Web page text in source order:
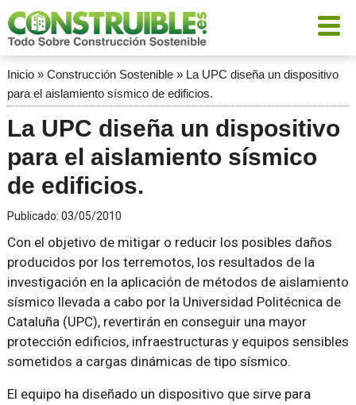
Inicio» Construcción Sostenible» La UPC diseña un dispositivo
para el aislamiento sísmico de edificios.
La UPC diseña un dispositivo
para el aislamiento sísmico
de edificios.
Publicado: 03/05/2010
Con el objetivo de mitigar o reducir los posibles daños
producidos por los terremotos, los resultados de la
investigación en la aplicación de métodos de aislamiento
sísmico llevada a cabo por la Universidad Politécnica de
Cataluña (UPC), revertirán en conseguir una mayor
protección edificios, infraestructuras y equipos sensibles
sometidos a cargas dinámicas de tipo sísmico.
El equipo ha diseñado un dispositivo que sirve para